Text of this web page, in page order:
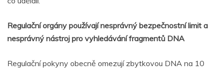
Regulační orgány používají nesprávný bezpečnostní limit a
nesprávný nástroj pro vyhledávání fragmentů DNA
Regulační pokyny obecně omezují zbytkovou DNA na 10